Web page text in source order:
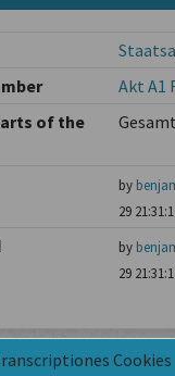
Cookies
Akt A1
of the
by
29
by
29